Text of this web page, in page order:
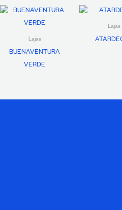
Lajas
BUENAVENTURA
VERDE
Lajas